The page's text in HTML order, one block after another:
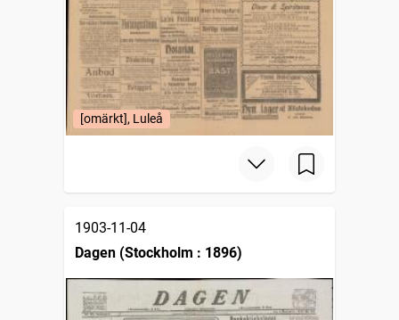
[omärkt], Luleå
1903-11-04
Dagen (Stockholm : 1896)